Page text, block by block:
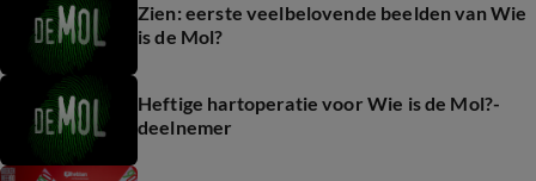
Zien: eerste veelbelovende beelden van Wie
is de Mol?
Heftige hartoperatie voor Wie is de Mol?-
deelnemer